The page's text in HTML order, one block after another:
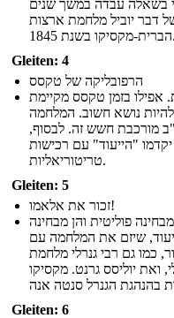
בשאלה עבדה במשך שנים
דבר יוביל מלחמת ארצות
הברית-מקסיקו בשנת 1845.
Gleiten: 4
הרפובליקה של טקסס
בזמן טקסס מקיימת
נושא חשוב. המלחמה
מורכבת חשש זה. לבסוף,
"הייעוד" עם רכישות
טריטוריאליות.
Gleiten: 5
זכור את אלאמו!
פוליטית והן מבחינה
שיזם את המלחמה עם
כמו גם רבי גנרלי מלחמת
ואת יוליסס גרנט. מקסיקו
Gleiten: 6